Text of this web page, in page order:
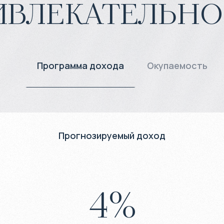
Программа дохода Окупаемость
Прогнозируемый доход
4%